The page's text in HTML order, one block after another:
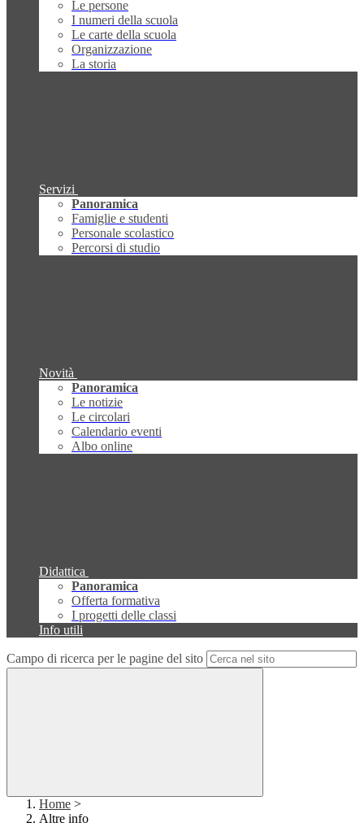
Le persone
I numeri della scuola
Le carte della scuola
Organizzazione
La storia
Servizi
Panoramica
Famiglie e studenti
Personale scolastico
Percorsi di studio
Novità
Panoramica
Le notizie
Le circolari
Calendario eventi
Albo online
Didattica
Panoramica
Offerta formativa
I progetti delle classi
Info utili
Campo di ricerca per le pagine del sito
Home >
Altre info